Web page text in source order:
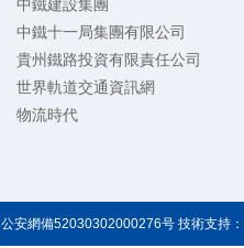
中鐵建設集團
中鐵十一局集團有限公司
貴州鐵路投資有限責任公司
世界軌道交通資訊網
物流時代
公安網備52030302000276号技術支持：